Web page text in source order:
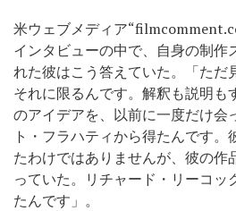
米ウェブメディア
インタビューの中で、自身の制作
れた彼はこう答えていた。「ただ
それに限るんです。解釈も説明も
のアイデアを、以前に一度だけ会
ト・フラハティから得たんです
たわけではありませんが、彼の作
っていた。リチャード・リーコッ
たんです」。